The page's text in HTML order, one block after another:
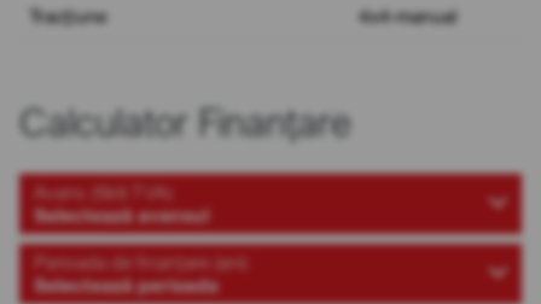
Tracțiune 4x4-manual
Calculator Finanțare
Avans (fără TVA)
Selectează avansul
Perioada de finanțare (ani)
Selectează perioada